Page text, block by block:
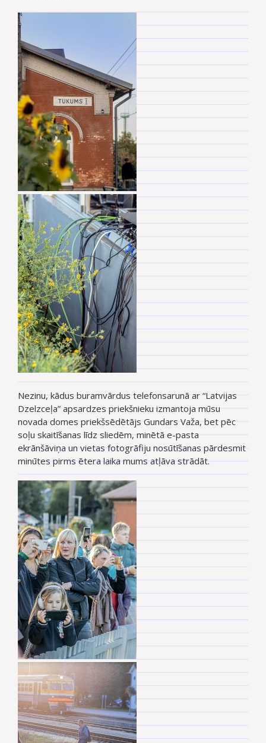
Nezinu, kādus buramvārdus telefonsarunā ar “Latvijas
Dzelzceļa” apsardzes priekšnieku izmantoja mūsu
novada domes priekšsēdētājs Gundars Važa, bet pēc
soļu skaitīšanas līdz sliedēm, minētā e-pasta
ekrānšāviņa un vietas fotogrāfiju nosūtīšanas pārdesmit
minūtes pirms ētera laika mums atļāva strādāt.